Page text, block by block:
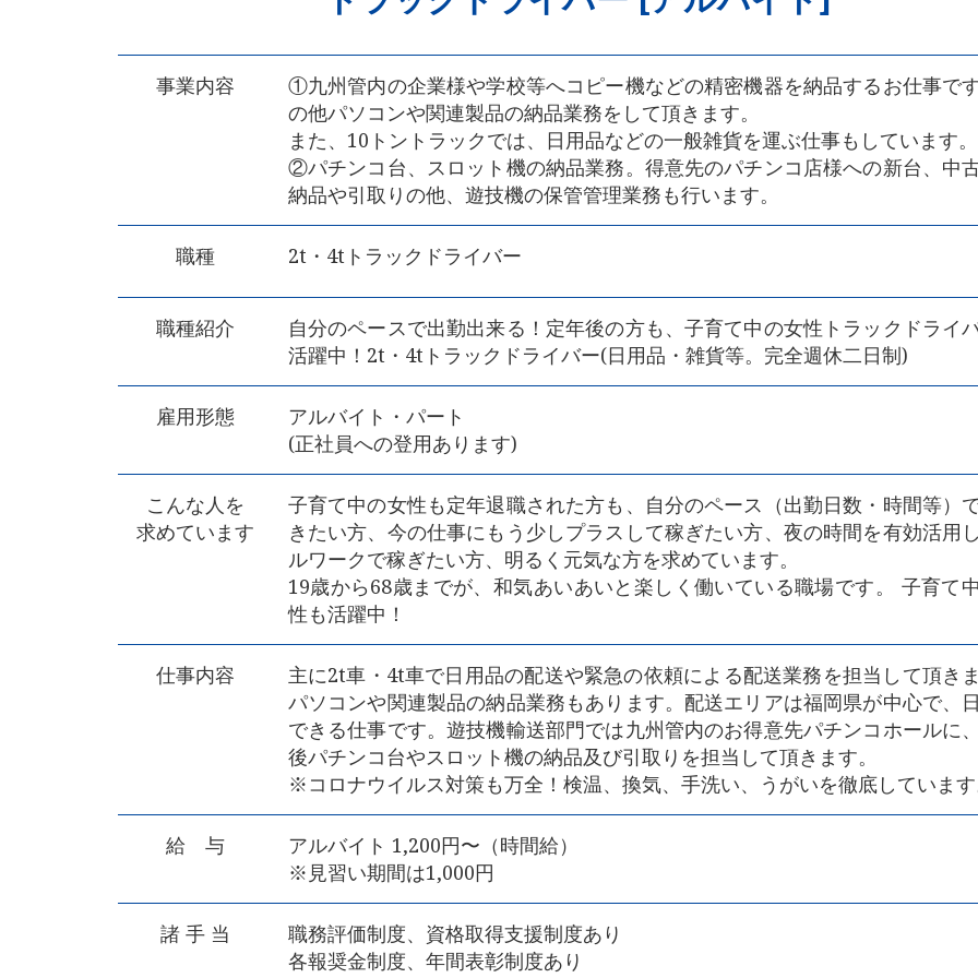
事業内容
①九州管内の企業様や学校等へコピー機などの精密機器を納品するお仕事で
の他パソコンや関連製品の納品業務をして頂きます。
また、10トントラックでは、日用品などの一般雑貨を運ぶ仕事もしています。
②パチンコ台、スロット機の納品業務。得意先のパチンコ店様への新台、中
納品や引取りの他、遊技機の保管管理業務も行います。
職種 2t・4tトラックドライバー
職種紹介
自分のペースで出勤出来る！定年後の方も、子育て中の女性トラックドライ
活躍中！2t・4tトラックドライバー(日用品・雑貨等。完全週休二日制)
雇用形態
アルバイト・パート
(正社員への登用あります)
こんな人を
求めています
子育て中の女性も定年退職された方も、自分のペース（出勤日数・時間等）
きたい方、今の仕事にもう少しプラスして稼ぎたい方、夜の時間を有効活用
ルワークで稼ぎたい方、明るく元気な方を求めています。
19歳から68歳までが、和気あいあいと楽しく働いている職場です。 子育て
性も活躍中！
仕事内容
主に2t車・4t車で日用品の配送や緊急の依頼による配送業務を担当して頂きま
パソコンや関連製品の納品業務もあります。配送エリアは福岡県が中心で、
できる仕事です。遊技機輸送部門では九州管内のお得意先パチンコホールに
後パチンコ台やスロット機の納品及び引取りを担当して頂きます。
※コロナウイルス対策も万全！検温、換気、手洗い、うがいを徹底しています
給 与
アルバイト 1,200円〜（時間給）
※見習い期間は1,000円
諸 手 当
職務評価制度、資格取得支援制度あり
各報奨金制度、年間表彰制度あり